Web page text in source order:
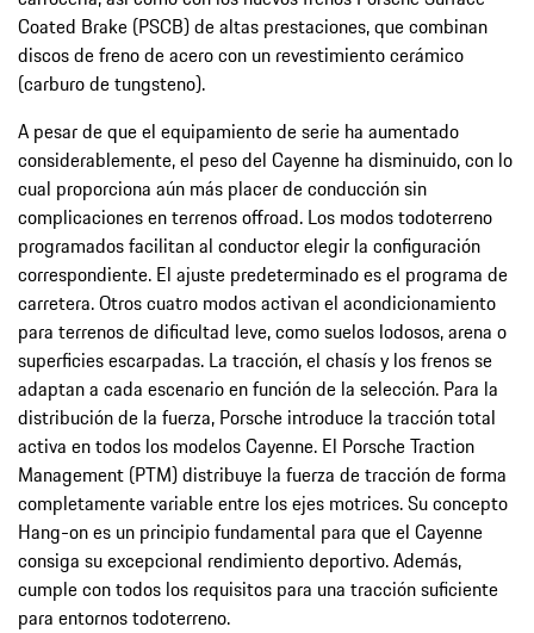
Coated Brake (PSCB) de altas prestaciones, que combinan
discos de freno de acero con un revestimiento cerámico
(carburo de tungsteno).
A pesar de que el equipamiento de serie ha aumentado
considerablemente, el peso del Cayenne ha disminuido, con lo
cual proporciona aún más placer de conducción sin
complicaciones en terrenos offroad. Los modos todoterreno
programados facilitan al conductor elegir la configuración
correspondiente. El ajuste predeterminado es el programa de
carretera. Otros cuatro modos activan el acondicionamiento
para terrenos de dificultad leve, como suelos lodosos, arena o
superficies escarpadas. La tracción, el chasís y los frenos se
adaptan a cada escenario en función de la selección. Para la
distribución de la fuerza, Porsche introduce la tracción total
activa en todos los modelos Cayenne. El Porsche Traction
Management (PTM) distribuye la fuerza de tracción de forma
completamente variable entre los ejes motrices. Su concepto
Hang-on es un principio fundamental para que el Cayenne
consiga su excepcional rendimiento deportivo. Además,
cumple con todos los requisitos para una tracción suficiente
para entornos todoterreno.